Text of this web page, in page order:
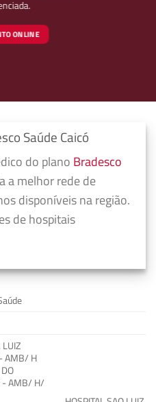
ONLINE
Saúde Caicó
do plano Bradesco
a melhor rede de
disponíveis na região.
de hospitais
LUIZ
AMB/ H
- AMB/ H/